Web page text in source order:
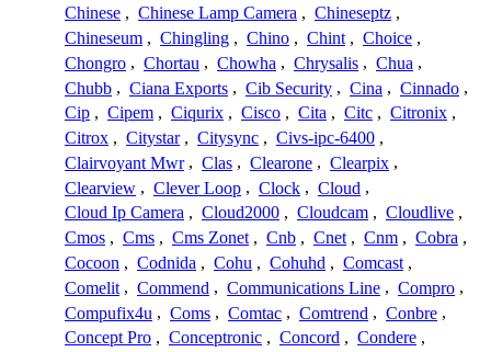
Chinese , Chinese Lamp Camera , Chineseptz ,
Chineseum , Chingling , Chino , Chint , Choice ,
Chongro , Chortau , Chowha , Chrysalis , Chua ,
Chubb , Ciana Exports , Cib Security , Cina , Cinnado ,
Cip , Cipem , Ciqurix , Cisco , Cita , Citc , Citronix ,
Citrox , Citystar , Citysync , Civs-ipc-6400 ,
Clairvoyant Mwr , Clas , Clearone , Clearpix ,
Clearview , Clever Loop , Clock , Cloud ,
Cloud Ip Camera , Cloud2000 , Cloudcam , Cloudlive ,
Cmos , Cms , Cms Zonet , Cnb , Cnet , Cnm , Cobra ,
Cocoon , Codnida , Cohu , Cohuhd , Comcast ,
Comelit , Commend , Communications Line , Compro ,
Compufix4u , Coms , Comtac , Comtrend , Conbre ,
Concept Pro , Conceptronic , Concord , Condere ,